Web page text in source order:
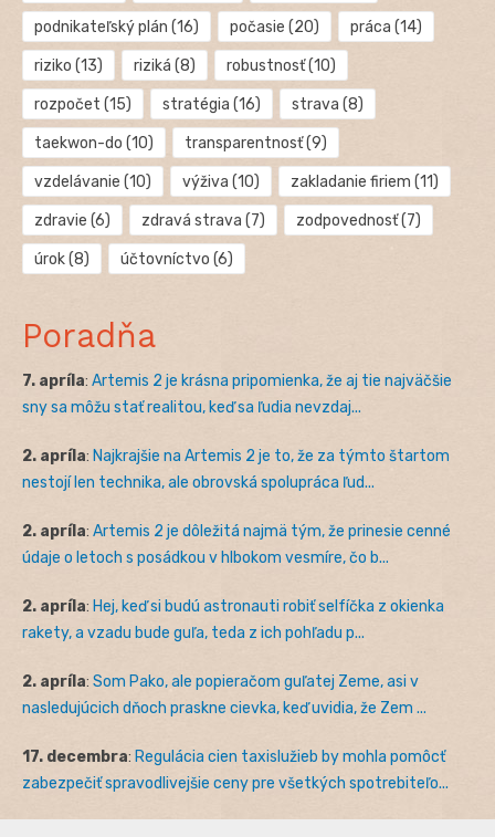
podnikateľský plán (16) počasie (20) práca (14)
riziko (13) riziká (8) robustnosť(10)
rozpočet (15) stratégia (16) strava (8)
taekwon-do (10) transparentnosť(9)
vzdelávanie (10) výživa (10) zakladanie firiem (11)
zdravie (6) zdravá strava (7) zodpovednosť(7)
úrok(8) účtovníctvo (6)
Poradňa
7. apríla: Artemis 2 je krásna pripomienka, že aj tie najväčšie
sny sa môžu stať realitou, keď sa ľudia nevzdaj...
2. apríla: Najkrajšie na Artemis 2 je to, že za týmto štartom
nestojí len technika, ale obrovská spolupráca ľud...
2. apríla: Artemis 2 je dôležitá najmä tým, že prinesie cenné
údaje o letoch s posádkou v hlbokom vesmíre, čo b...
2. apríla: Hej, keď si budú astronauti robiť selfíčka z okienka
rakety, a vzadu bude guľa, teda z ich pohľadu p...
2. apríla: Som Pako, ale popieračom guľatej Zeme, asi v
nasledujúcich dňoch praskne cievka, keď uvidia, že Zem ...
17. decembra: Regulácia cien taxislužieb by mohla pomôcť
zabezpečiť spravodlivejšie ceny pre všetkých spotrebiteľo...